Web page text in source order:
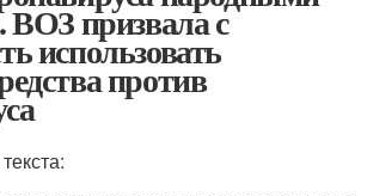
ВОЗ призвала с
использовать
против